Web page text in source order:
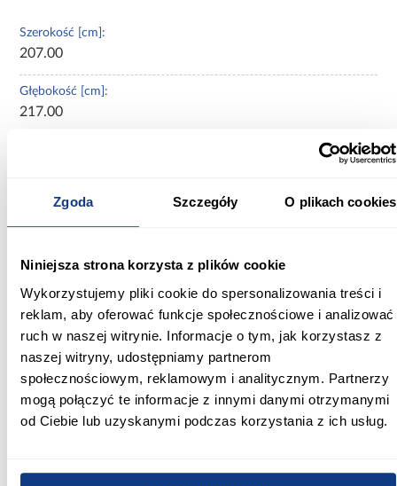
Zgoda Szczegóły O plikach cookies
Niniejsza strona korzysta z plików cookie
Wykorzystujemy pliki cookie do spersonalizowania treści i
reklam, aby oferować funkcje społecznościowe i analizować
ruch w naszej witrynie. Informacje o tym, jak korzystasz z
naszej witryny, udostępniamy partnerom
społecznościowym, reklamowym i analitycznym. Partnerzy
mogą połączyć te informacje z innymi danymi otrzymanymi
od Ciebie lub uzyskanymi podczas korzystania z ich usług.
Szerokość [cm]:
207.00
Głębokość [cm]:
217.00
Wysokość do siedziska [cm]:
59.00
Szerokość pow. spania [cm]:
200.00
Długość pow. spania [cm]:
Powierzchnia spania [cm]:
200x200